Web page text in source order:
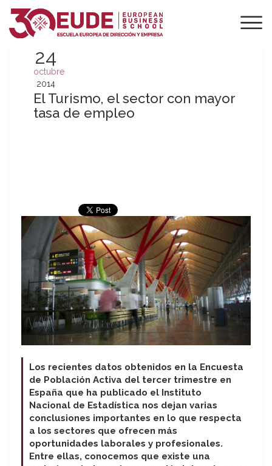
24
octubre
2014
El Turismo, el sector con mayor
tasa de empleo
Los recientes datos obtenidos en la Encuesta
de Población Activa del tercer trimestre en
España que ha publicado el Instituto
Nacional de Estadística nos dejan varias
conclusiones importantes en lo que respecta
a los sectores que ofrecen más
oportunidades laborales y profesionales.
Entre ellas, conocemos que existe una